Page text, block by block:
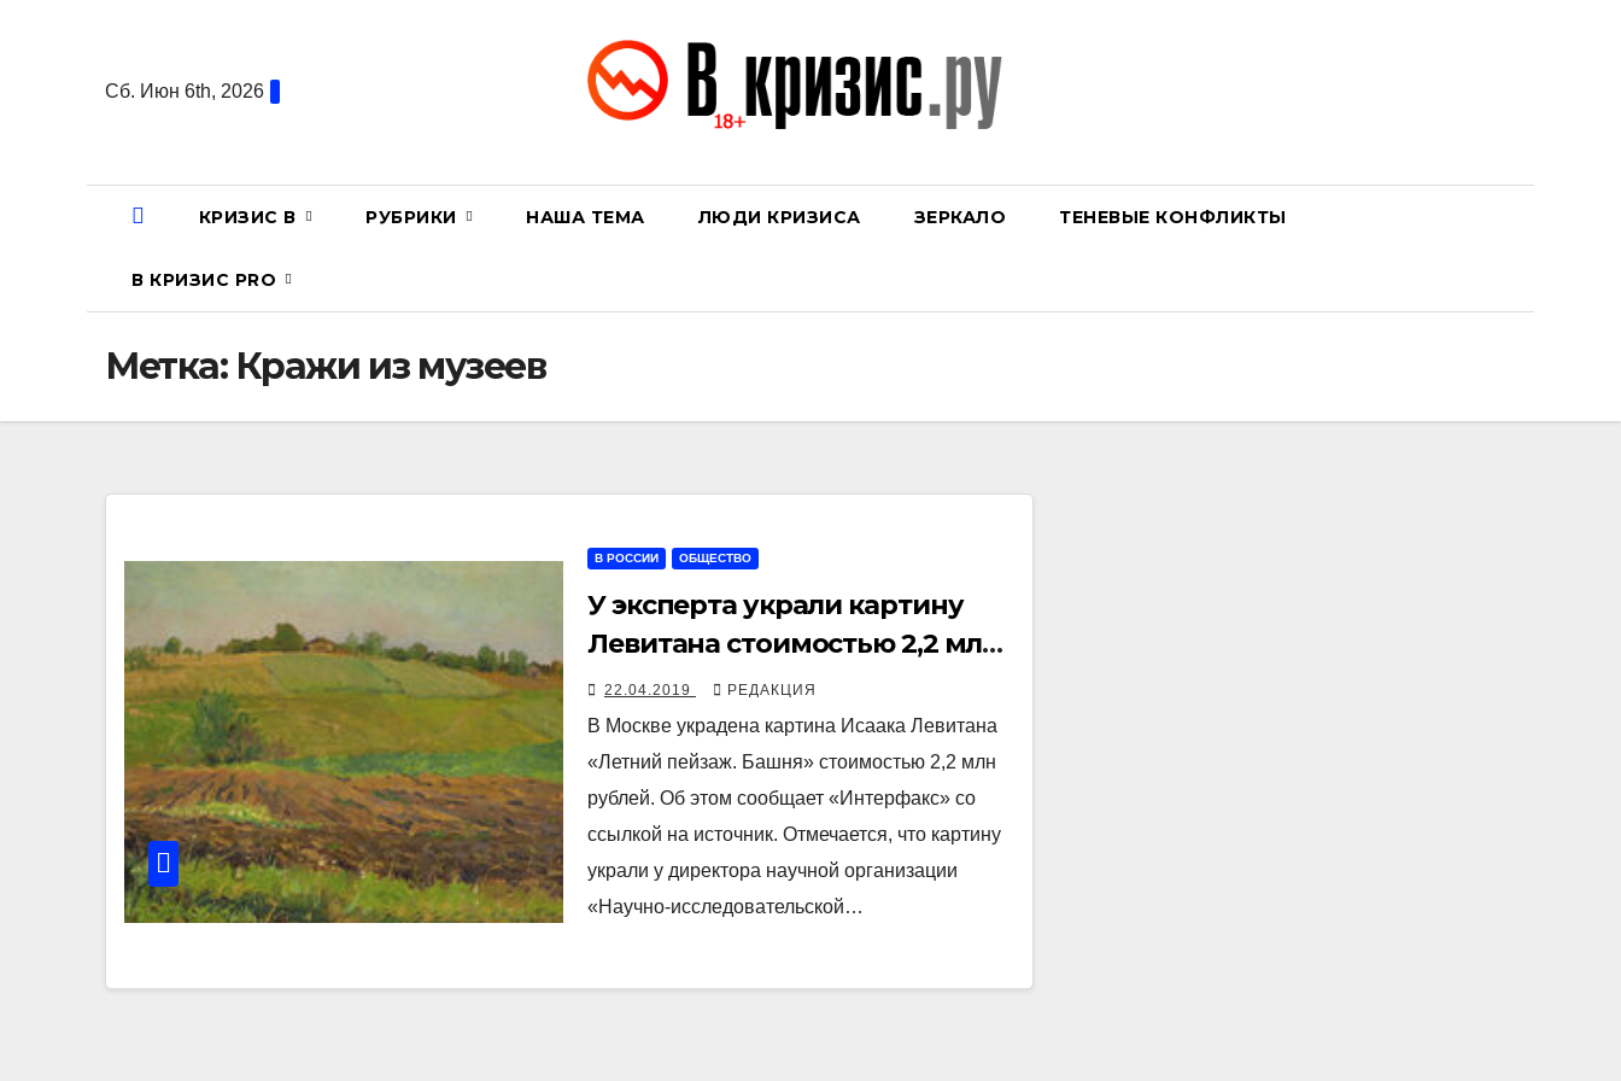
содержаниюСб. Июн 6th, 2026
КРИЗИС В РУБРИКИ НАША ТЕМА ЛЮДИ КРИЗИСА ЗЕРКАЛО ТЕНЕВЫЕ КОНФЛИКТЫ
В КРИЗИС PRO
Метка: Кражи из музеев
В РОССИИ ОБЩЕСТВО
У эксперта украли картину
Левитана стоимостью 2,2 млн
рублей
22.04.2019 РЕДАКЦИЯ
В Москве украдена картина Исаака Левитана
«Летний пейзаж. Башня» стоимостью 2,2 млн
рублей. Об этом сообщает «Интерфакс» со
ссылкой на источник. Отмечается, что картину
украли у директора научной организации
«Научно-исследовательской…